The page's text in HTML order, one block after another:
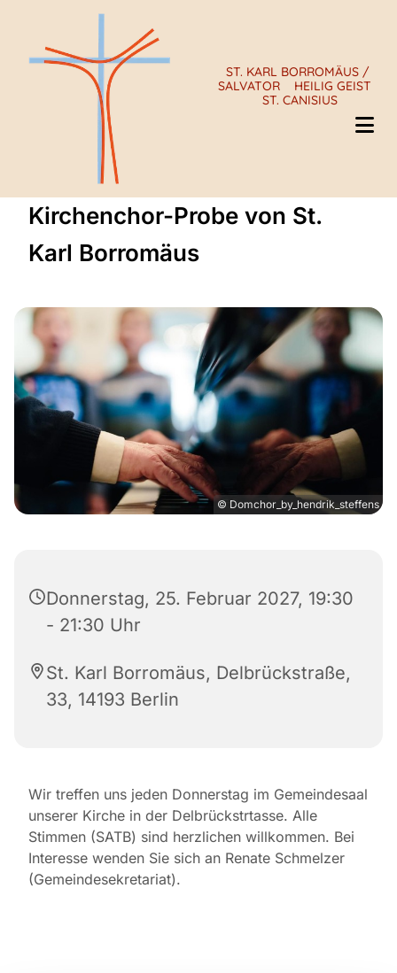
ST. KARL BORROMÄUS /
SALVATOR
HEILIG GEIST
ST. CANISIUS
Kirchenchor-Probe von St.
Karl Borromäus
© Domchor_by_hendrik_steffens
Donnerstag, 25. Februar 2027, 19:30
- 21:30 Uhr
St. Karl Borromäus, Delbrückstraße,
33, 14193 Berlin
Wir treffen uns jeden Donnerstag im Gemeindesaal
unserer Kirche in der Delbrückstrtasse. Alle
Stimmen (SATB) sind herzlichen willkommen. Bei
Interesse wenden Sie sich an Renate Schmelzer
(Gemeindesekretariat).